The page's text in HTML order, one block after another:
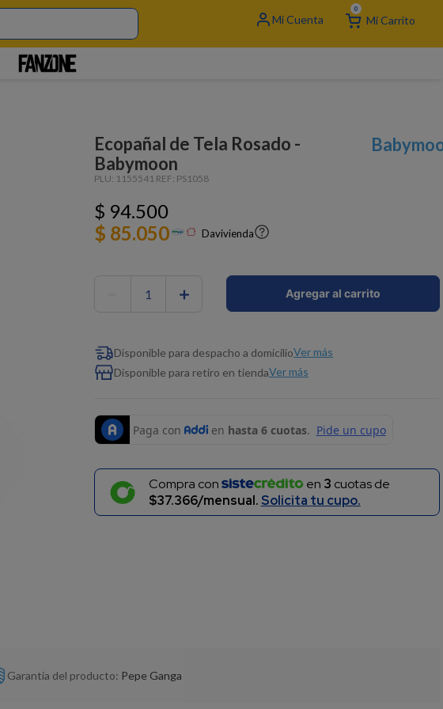
0
Ecopañal de Tela Rosado -
Babymoon
PLU: 1155541 REF: PS1058
$ 94.500
$ 85.050
Davivienda
＋ Agregar al carrito
Disponible para despacho a domicilioVer más
Disponible para retiro en tiendaVer más
Compra con en 3 cuotas de
$37.366/mensual. Solicita tu cupo.
Garantía del producto: Pepe Ganga